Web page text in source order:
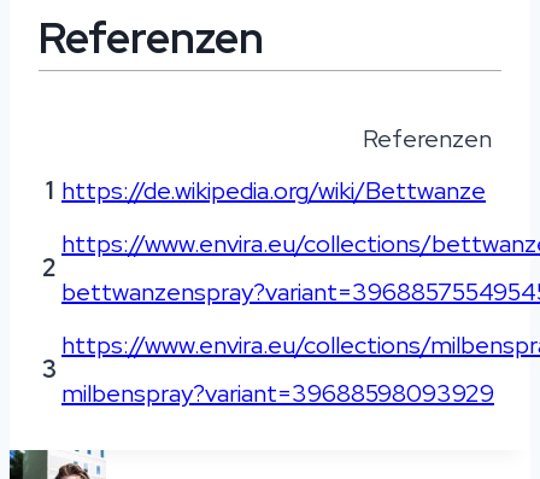
Referenzen
Referenzen
1 https://de.wikipedia.org/wiki/Bettwanze
2
https://www.envira.eu/collections/
3
https://www.envira.eu/collections/
milbenspray?variant=39688598093929